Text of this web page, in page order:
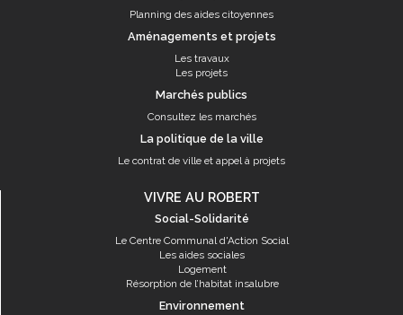
Planning des aides citoyennes
Aménagements et projets
Les travaux
Les projets
Marchés publics
Consultez les marchés
La politique de la ville
Le contrat de ville et appel à projets
VIVRE AU ROBERT
Social-Solidarité
Le Centre Communal d'Action Social
Les aides sociales
Logement
Résorption de l’habitat insalubre
Environnement